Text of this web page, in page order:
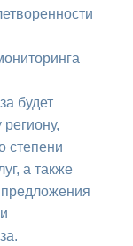
будет
степени
а также